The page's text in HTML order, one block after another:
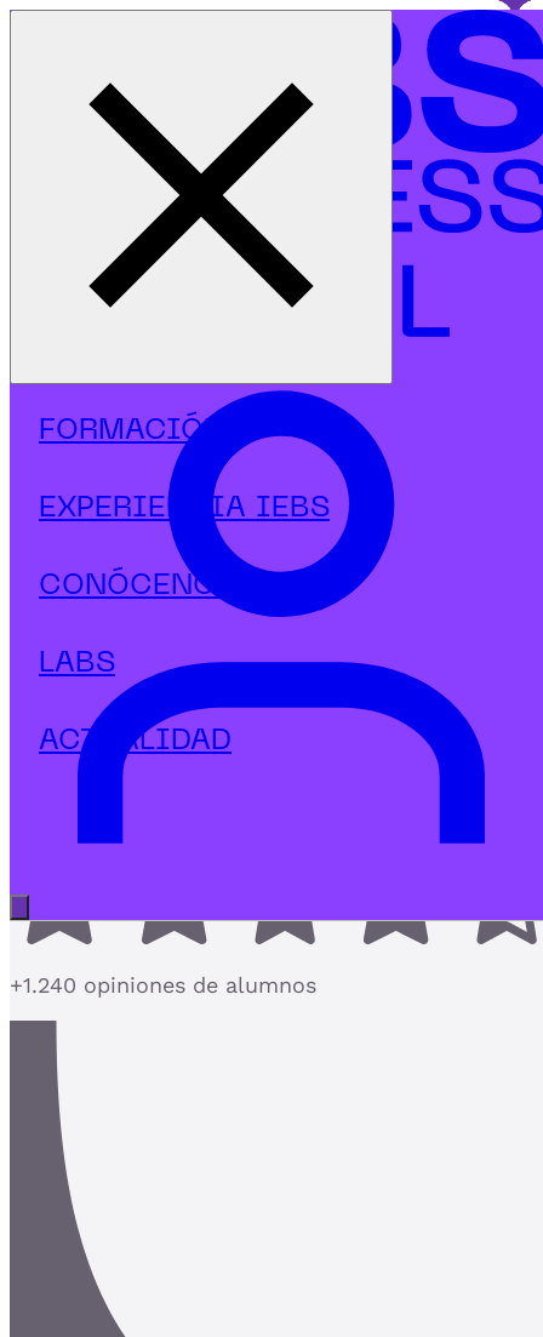
FORMACIÓN
EXPERIENCIA IEBS
CONÓCENOS
LABS
ACTUALIDAD
Inicio
Programas
Inteligencia Artificial
Diplomado en Inteligencia Artificial y Marketing Digital
Diplomado en Inteligencia
Artificial y Marketing Digital
El postgrado de IA más práctico aplicado al
Marketing Digital con ROI real
+1.240 opiniones de alumnos